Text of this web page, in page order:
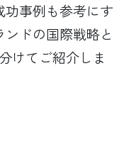
功事例も参考にす
ドの国際戦略と
けてご紹介しま